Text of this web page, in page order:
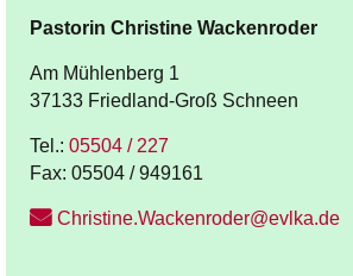
Pastorin Christine Wackenroder
Am Mühlenberg 1
37133 Friedland-Groß Schneen
Tel.: 05504 / 227
Fax: 05504 / 949161
Christine.Wackenroder@evlka.de